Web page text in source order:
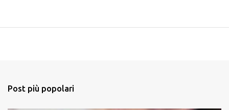
Post più popolari